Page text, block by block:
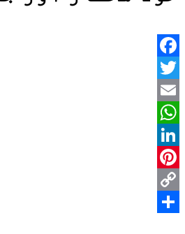
Facebook
Twitter
Email
WhatsApp
LinkedIn
Pinterest
Copy